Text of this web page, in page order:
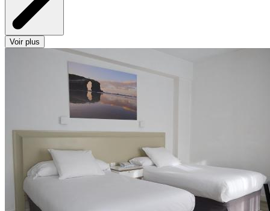
Voir plus